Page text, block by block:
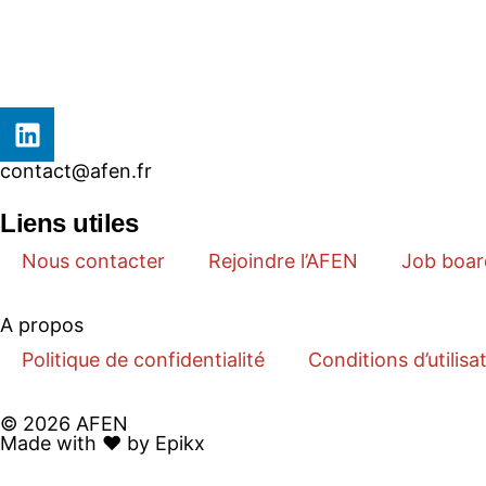
contact@afen.fr
Liens utiles
Nous contacter Rejoindre l’AFEN Job
A propos
Politique de confidentialité
Conditions
© 2026 AFEN
Made with ❤️ by Epikx